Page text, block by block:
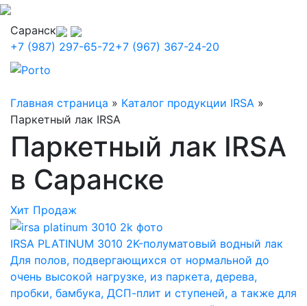
Саранск
+7 (987) 297-65-72+7 (967) 367-24-20
Главная страница » Каталог продукции IRSA »
Паркетный лак IRSA
Паркетный лак IRSA
в Саранске
Хит Продаж
IRSA PLATINUM 3010 2K-полуматовый водный лак
Для полов, подвергающихся от нормальной до
очень высокой нагрузке, из паркета, дерева,
пробки, бамбука, ДСП-плит и ступеней, а также для